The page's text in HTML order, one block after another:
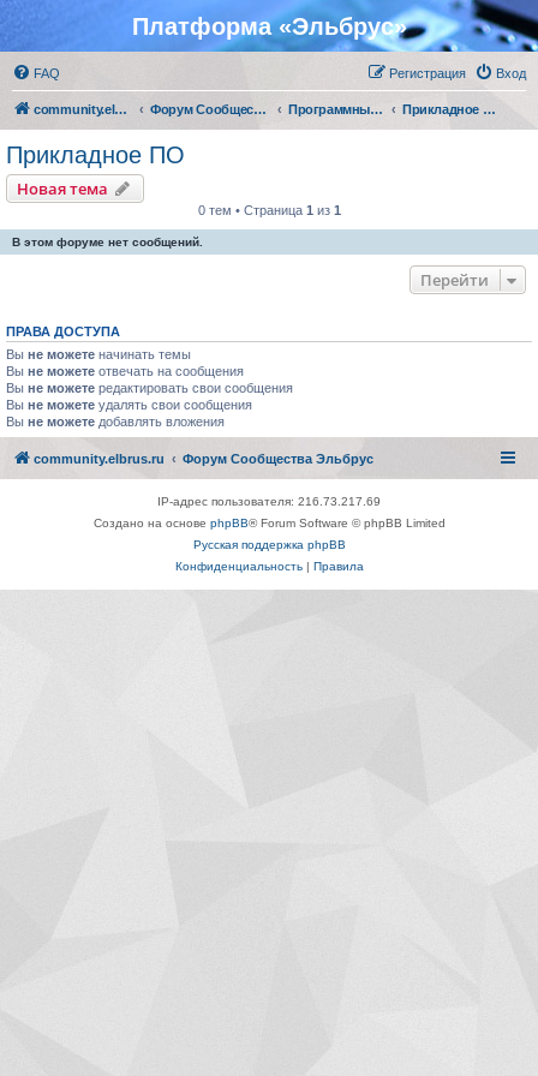
Платформа «Эльбрус»
FAQ Вход
Регистрация
community.elbrus.ru Форум Сообщества Эльбрус Программные решения партнеров Прикладное ПО
Прикладное ПО
Новая тема
0 тем • Страница 1 из 1
В этом форуме нет сообщений.
Перейти
ПРАВА ДОСТУПА
Вы не можете начинать темы
Вы не можете отвечать на сообщения
Вы не можете редактировать свои сообщения
Вы не можете удалять свои сообщения
Вы не можете добавлять вложения
community.elbrus.ru Форум Сообщества Эльбрус
IP-адрес пользователя: 216.73.217.69
Создано на основе phpBB® Forum Software © phpBB Limited
Русская поддержка phpBB
Конфиденциальность| Правила